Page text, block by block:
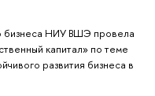
бизнеса НИУ ВШЭ провела
капитал» по теме
развития бизнеса в